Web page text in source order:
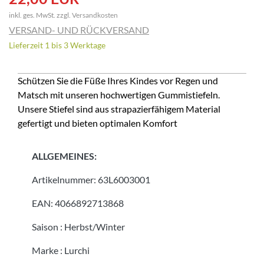
inkl. ges. MwSt. zzgl. Versandkosten
VERSAND- UND RÜCKVERSAND
Lieferzeit 1 bis 3 Werktage
Schützen Sie die Füße Ihres Kindes vor Regen und
Matsch mit unseren hochwertigen Gummistiefeln.
Unsere Stiefel sind aus strapazierfähigem Material
gefertigt und bieten optimalen Komfort
ALLGEMEINES:
Artikelnummer: 63L6003001
EAN: 4066892713868
Saison : Herbst/Winter
Marke : Lurchi